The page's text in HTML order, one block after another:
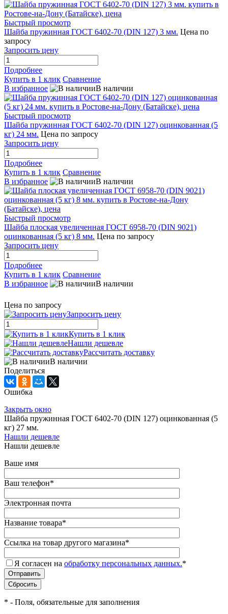
Быстрый просмотр
Шайба пружинная ГОСТ 6402-70 (DIN 127) 3 мм. Цена по
запросу
Запросить цену
Подробнее
Купить в 1 клик Сравнение
В избранное
В наличии
Быстрый просмотр
Шайба пружинная ГОСТ 6402-70 (DIN 127) оцинкованная (5
кг) 24 мм. Цена по запросу
Запросить цену
Подробнее
Купить в 1 клик Сравнение
В избранное
В наличии
Быстрый просмотр
Шайба плоская увеличенная ГОСТ 6958-70 (DIN 9021)
оцинкованная (5 кг) 8 мм. Цена по запросу
Запросить цену
Подробнее
Купить в 1 клик Сравнение
В избранное
В наличии
Цена по запросу
Запросить цену
Купить в 1 клик
Нашли дешевле
Рассчитать доставку
В наличии
Поделиться
Ошибка
Закрыть окно
Шайба пружинная ГОСТ 6402-70 (DIN 127) оцинкованная (5
кг) 27 мм.
Нашли дешевле
Нашли дешевле
Ваше имя
Ваш телефон*
Электронная почта
Название товара*
Ссылка на товар другого магазина*
Я согласен на обработку персональных данных.*
* - Поля, обязательные для заполнения